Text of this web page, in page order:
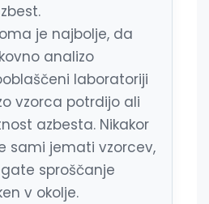
je najbolje, da
analizo
laboratoriji
vzorca potrdijo ali
azbesta. Nikakor
sami jemati vzorcev,
sproščanje
v okolje.